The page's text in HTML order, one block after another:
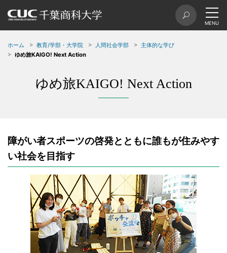
ホーム 教育/学部・大学院 人間社会学部
主体的な学び
ゆめ旅KAIGO! Next Action
ゆめ旅KAIGO! Next Action
障がい者スポーツの啓発とともに誰もが住みやす
い社会を目指す